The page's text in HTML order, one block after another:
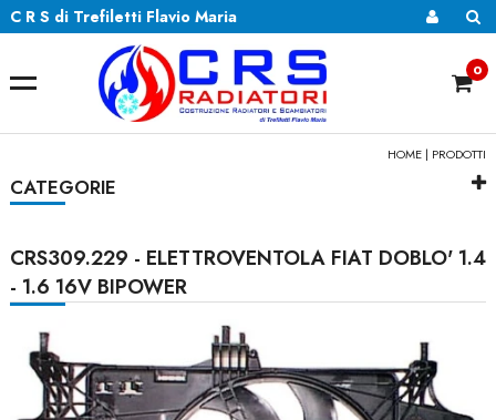
C R S di Trefiletti Flavio Maria
0
HOME | PRODOTTI
CATEGORIE
CRS309.229 - ELETTROVENTOLA FIAT DOBLO' 1.4
- 1.6 16V BIPOWER